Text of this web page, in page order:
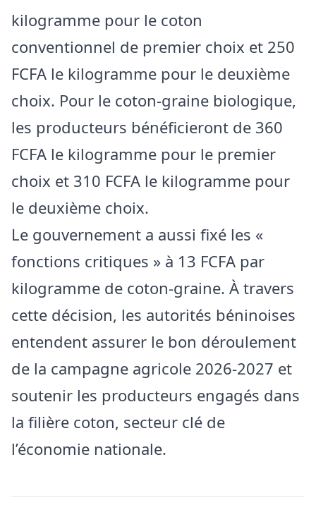
kilogramme pour le coton
conventionnel de premier choix et 250
FCFA le kilogramme pour le deuxième
choix. Pour le coton-graine biologique,
les producteurs bénéficieront de 360
FCFA le kilogramme pour le premier
choix et 310 FCFA le kilogramme pour
le deuxième choix.
Le gouvernement a aussi fixé les «
fonctions critiques » à 13 FCFA par
kilogramme de coton-graine. À travers
cette décision, les autorités béninoises
entendent assurer le bon déroulement
de la campagne agricole 2026-2027 et
soutenir les producteurs engagés dans
la filière coton, secteur clé de
l’économie nationale.